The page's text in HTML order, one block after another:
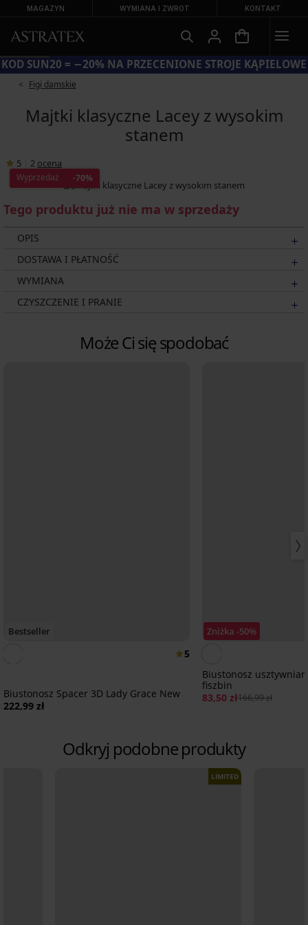
MAGAZYN WYMIANA I ZWROT KONTAKT
KOD SUN20 = −20% NA PRZECENIONE STROJE KĄPIELOWE
Figi damskie
Majtki klasyczne Lacey z wysokim
stanem
5 2 ocena
Wyprzedaż -70%
Tego produktu już nie ma w sprzedaży
OPIS
DOSTAWA I PŁATNOŚĆ
WYMIANA
CZYSZCZENIE I PRANIE
Może Ci się spodobać
Bestseller
5
Biustonosz Spacer 3D Lady Grace New
222,99 zł
Zniżka -50%
Biustonosz
fiszbin
83,50 zł166,99 zł
Odkryj podobne produkty
LIMITED